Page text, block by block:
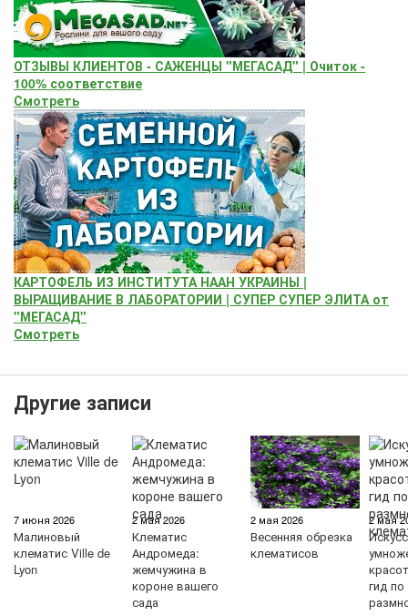
ОТЗЫВЫ КЛИЕНТОВ - САЖЕНЦЫ "МЕГАСАД" | Очиток -
100% соответствие
Смотреть
КАРТОФЕЛЬ ИЗ ИНСТИТУТА НААН УКРАИНЫ |
ВЫРАЩИВАНИЕ В ЛАБОРАТОРИИ | СУПЕР СУПЕР ЭЛИТА от
"МЕГАСАД"
Смотреть
Другие записи
7 июня 2026
Малиновый
клематис Ville de
Lyon
2 мая 2026
Клематис
Андромеда:
жемчужина в
короне вашего
сада
2 мая 2026
Весенняя обрезка
клематисов
2 мая
гид по